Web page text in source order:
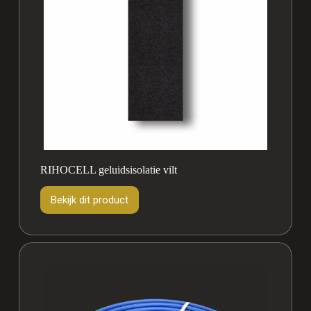
RIHOCELL geluidsisolatie vilt
Bekijk dit product
Bekijk
dit